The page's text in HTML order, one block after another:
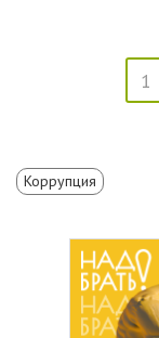
1
Коррупция